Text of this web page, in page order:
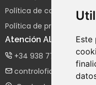
Este
Política de cookies
Política de privacidad
Atención Al Cliente
+34 938 77 04 41